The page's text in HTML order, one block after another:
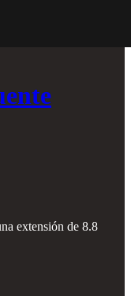
extensión de 8.8